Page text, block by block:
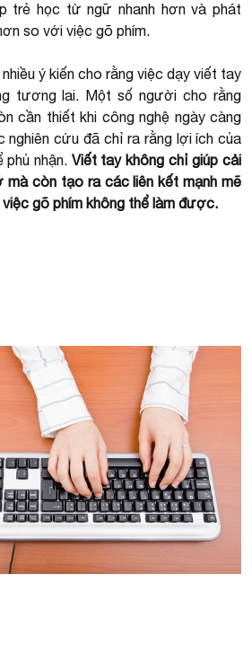
trẻ học từ ngữ nhanh hơn và phát
so với việc gõ phím.
ý kiến cho rằng việc dạy viết tay
tương lai. Một số người cho rằng
cần thiết khi công nghệ ngày càng
nghiên cứu đã chỉ ra rằng lợi ích của
nhận. Viết tay không chỉ giúp cải
mà còn tạo ra các liên kết mạnh mẽ
gõ phím không thể làm được.